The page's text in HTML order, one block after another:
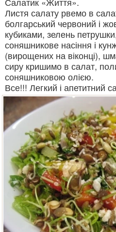
Листя салату рвемо в
болгарський червоний і
кубиками, зелень
соняшникове насіння і
(вирощених на віконці),
сиру кришимо в салат,
соняшниковою олією.
Все!!! Легкий і апетитний